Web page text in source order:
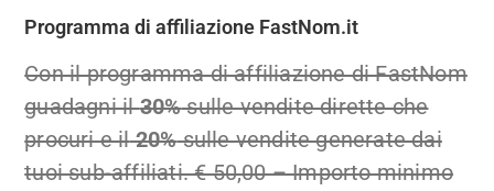
Programma di affiliazione FastNom.it
Con il programma di affiliazione di FastNom
guadagni il30%sulle vendite dirette che
procuri e il20%sulle vendite generate dai
tuoi sub-affiliati. € 50,00 – Importo minimo